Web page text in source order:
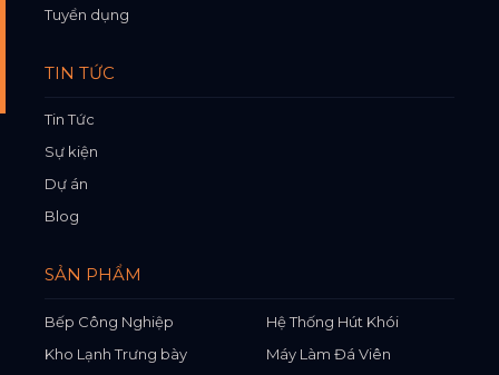
Tuyển dụng
TIN TỨC
Tin Tức
Sự kiện
Dự án
Blog
SẢN PHẨM
Bếp Công Nghiệp
Hệ Thống Hút Khói
Kho Lạnh Trưng bày
Máy Làm Đá Viên